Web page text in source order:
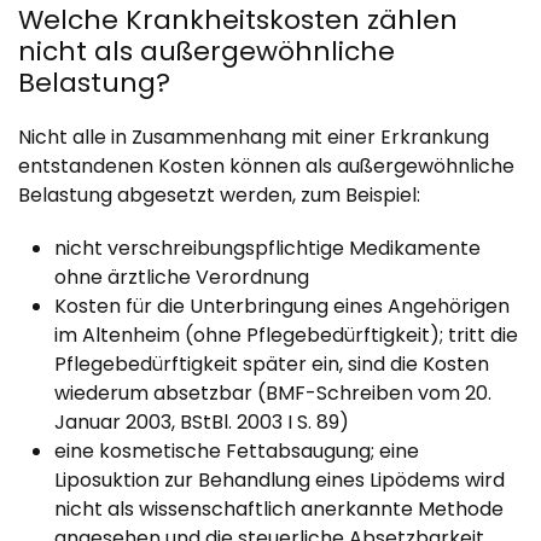
Welche Krankheitskosten zählen
nicht als außergewöhnliche
Belastung?
Nicht alle in Zusammenhang mit einer Erkrankung
entstandenen Kosten können als außergewöhnliche
Belastung abgesetzt werden, zum Beispiel:
nicht verschreibungspflichtige Medikamente
ohne ärztliche Verordnung
Kosten für die Unterbringung eines Angehörigen
im Altenheim (ohne Pflegebedürftigkeit); tritt die
Pflegebedürftigkeit später ein, sind die Kosten
wiederum absetzbar (BMF-Schreiben vom 20.
Januar 2003, BStBl. 2003 I S. 89)
eine kosmetische Fettabsaugung; eine
Liposuktion zur Behandlung eines Lipödems wird
nicht als wissenschaftlich anerkannte Methode